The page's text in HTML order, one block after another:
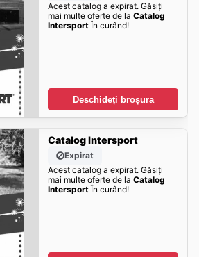
Acest catalog a expirat. Găsiți
mai multe oferte de la Catalog
IntersportÎn curând!
Deschideți broșura
Catalog Intersport
Expirat
Acest catalog a expirat. Găsiți
mai multe oferte de la Catalog
IntersportÎn curând!